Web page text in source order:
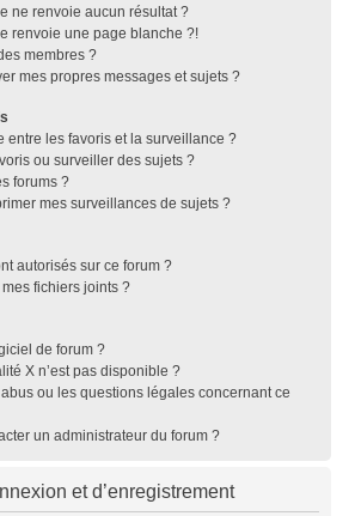
ne renvoie aucun résultat ?
renvoie une page blanche ?!
membres ?
mes propres messages et sujets ?
entre les favoris et la surveillance ?
ou surveiller des sujets ?
forums ?
mes surveillances de sujets ?
autorisés sur ce forum ?
fichiers joints ?
de forum ?
X n’est pas disponible ?
ou les questions légales concernant ce
un administrateur du forum ?
et d’enregistrement